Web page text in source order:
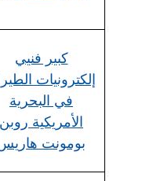
كبير فنيي
إلكترونيات
في البحرية
الأمريكية روبن
بومونت